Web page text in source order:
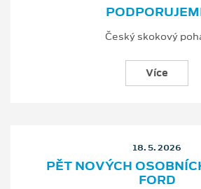
Český skokový
Více
18. 5. 2026
PĚT NOVÝCH
FORD